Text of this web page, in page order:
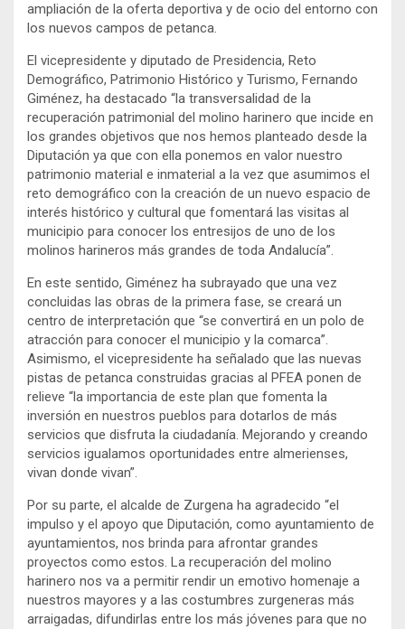
ampliación de la oferta deportiva y de ocio del entorno con
los nuevos campos de petanca.
El vicepresidente y diputado de Presidencia, Reto
Demográfico, Patrimonio Histórico y Turismo, Fernando
Giménez, ha destacado “la transversalidad de la
recuperación patrimonial del molino harinero que incide en
los grandes objetivos que nos hemos planteado desde la
Diputación ya que con ella ponemos en valor nuestro
patrimonio material e inmaterial a la vez que asumimos el
reto demográfico con la creación de un nuevo espacio de
interés histórico y cultural que fomentará las visitas al
municipio para conocer los entresijos de uno de los
molinos harineros más grandes de toda Andalucía”.
En este sentido, Giménez ha subrayado que una vez
concluidas las obras de la primera fase, se creará un
centro de interpretación que “se convertirá en un polo de
atracción para conocer el municipio y la comarca”.
Asimismo, el vicepresidente ha señalado que las nuevas
pistas de petanca construidas gracias al PFEA ponen de
relieve “la importancia de este plan que fomenta la
inversión en nuestros pueblos para dotarlos de más
servicios que disfruta la ciudadanía. Mejorando y creando
servicios igualamos oportunidades entre almerienses,
vivan donde vivan”.
Por su parte, el alcalde de Zurgena ha agradecido “el
impulso y el apoyo que Diputación, como ayuntamiento de
ayuntamientos, nos brinda para afrontar grandes
proyectos como estos. La recuperación del molino
harinero nos va a permitir rendir un emotivo homenaje a
nuestros mayores y a las costumbres zurgeneras más
arraigadas, difundirlas entre los más jóvenes para que no